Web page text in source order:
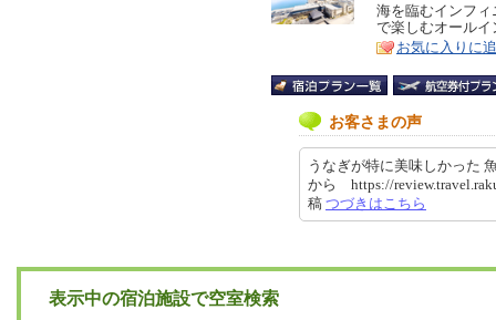
リ
ア
特
徴
海を臨むインフ
で楽しむオール
お気に入りに
お客さまの声
うなぎが特に美味しかった
から https://
稿 つづきはこちら
表示中の宿泊施設で空室検索